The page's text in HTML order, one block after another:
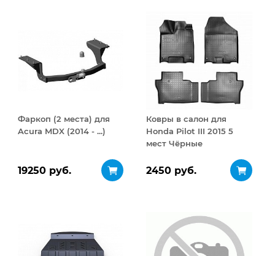
Фаркоп (2 места) для
Acura MDX (2014 - ...)
19250 руб.
Ковры в салон для
Honda Pilot III 2015 5
мест Чёрные
2450 руб.